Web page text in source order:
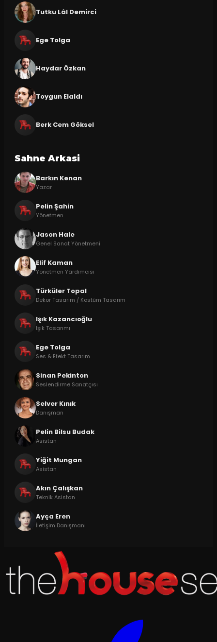
Tutku Lâl Demirci
Ege Tolga
Haydar Özkan
Toygun Elaldı
Berk Cem Göksel
Sahne Arkasi
Barkın Kenan
Yazar
Pelin Şahin
Yönetmen
Jason Hale
Genel Sanat Yönetmeni
Elif Kaman
Yönetmen Yardımcısı
Türküler Topal
Dekor Tasarım / Kostüm Tasarım
Işık Kazancıoğlu
Işık Tasarımı
Ege Tolga
Ses & Efekt Tasarım
Sinan Pekinton
Seslendirme Sanatçısı
Selver Kınık
Danışman
Pelin Bilsu Budak
Asistan
Yiğit Mungan
Asistan
Akın Çalışkan
Teknik Asistan
Ayça Eren
İletişim Danışmanı